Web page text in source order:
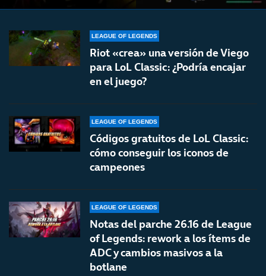
LEAGUE OF LEGENDS
Riot «crea» una versión de Viego
para LoL Classic: ¿Podría encajar
en el juego?
LEAGUE OF LEGENDS
Códigos gratuitos de LoL Classic:
cómo conseguir los iconos de
campeones
LEAGUE OF LEGENDS
Notas del parche 26.16 de League
of Legends: rework a los ítems de
ADC y cambios masivos a la
botlane